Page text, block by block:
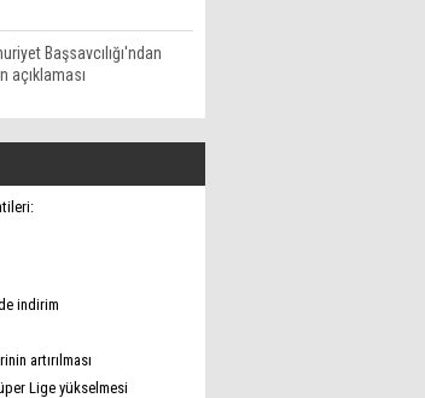
Başsavcılığı'ndan
açıklaması
indirim
artırılması
Lige yükselmesi